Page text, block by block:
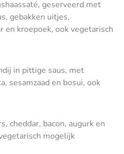
geserveerd met
gebakken uitjes,
en kroepoek, ook vegetarisch
in pittige saus, met
sesamzaad en bosui, ook
cheddar, bacon, augurk en
mogelijk